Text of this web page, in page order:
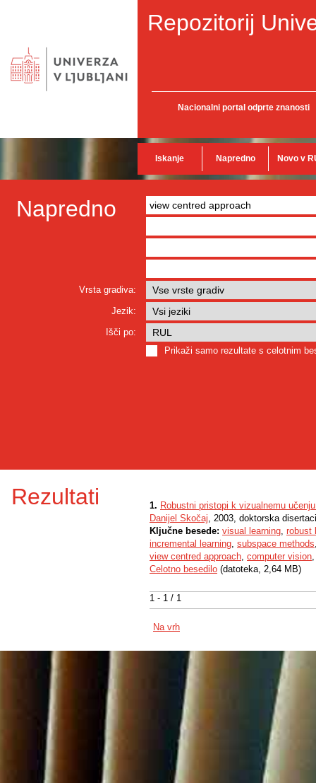
Repozitorij
Nacionalni portal odprte znanosti
Iskanje Napredno Novo v
Napredno
Vrsta gradiva:
Jezik:
Išči po:
Prikaži samo rezultate s celotnim
Rezultati
1 - 1 / 1
1. Robustni pristopi k vizualnemu
Danijel Skočaj, 2003, doktorska
Ključne besede: visual learning, robust
incremental learning, subspace methods
view centred approach, computer vision
Celotno besedilo (datoteka, 2,64 MB)
Na vrh